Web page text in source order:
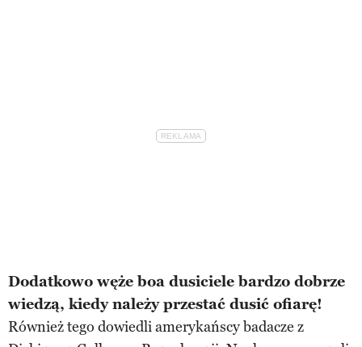
Dodatkowo węże boa dusiciele bardzo dobrze
wiedzą, kiedy należy przestać dusić ofiarę!
Również tego dowiedli amerykańscy badacze z